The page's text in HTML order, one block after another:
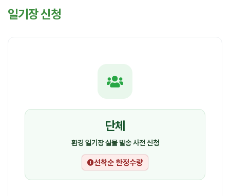
일기장 신청
단체
환경 일기장 실물 발송 사전 신청
선착순 한정수량